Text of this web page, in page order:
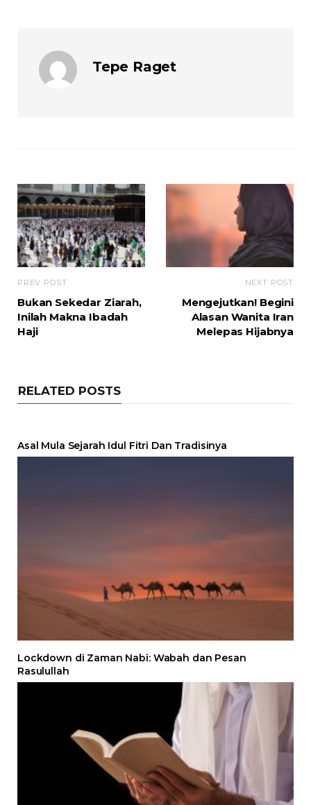
Tepe Raget
PREV POST
Bukan Sekedar Ziarah,
Inilah Makna Ibadah
Haji
NEXT POST
Mengejutkan! Begini
Alasan Wanita Iran
Melepas Hijabnya
RELATED POSTS
Asal Mula Sejarah Idul Fitri Dan Tradisinya
Lockdown di Zaman Nabi: Wabah dan Pesan
Rasulullah